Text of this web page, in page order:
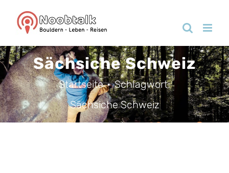
Inhalt
Sächsiche Schweiz
Startseite
Schlagwort:
Sächsiche Schweiz